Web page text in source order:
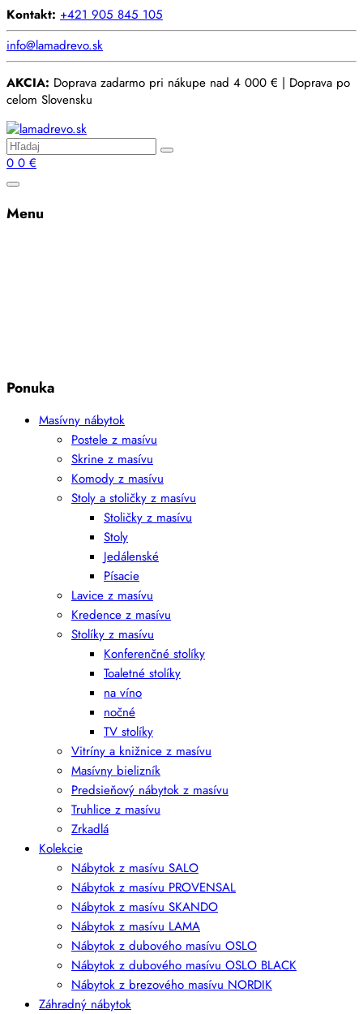
Kontakt: +421 905 845 105
info@lamadrevo.sk
AKCIA: Doprava zadarmo pri nákupe nad 4 000 € | Doprava po
celom Slovensku
0 0 €
Menu
Ponuka
Masívny nábytok
Postele z masívu
Skrine z masívu
Komody z masívu
Stoly a stoličky z masívu
Stoličky z masívu
Stoly
Jedálenské
Písacie
Lavice z masívu
Kredence z masívu
Stolíky z masívu
Konferenčné stolíky
Toaletné stolíky
na víno
nočné
TV stolíky
Vitríny a knižnice z masívu
Masívny bielizník
Predsieňový nábytok z masívu
Truhlice z masívu
Zrkadlá
Kolekcie
Nábytok z masívu SALO
Nábytok z masívu PROVENSAL
Nábytok z masívu SKANDO
Nábytok z masívu LAMA
Nábytok z dubového masívu OSLO
Nábytok z dubového masívu OSLO BLACK
Nábytok z brezového masívu NORDIK
Záhradný nábytok